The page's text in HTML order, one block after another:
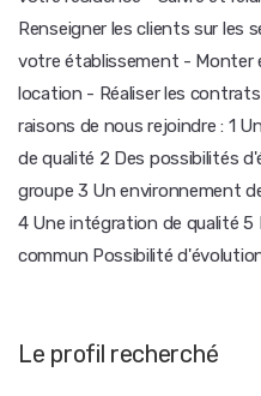
Renseigner les clients sur les
votre établissement - Monter
location - Réaliser les
raisons de nous rejoindre : 1
de qualité 2 Des possibilités
groupe 3 Un environnement
4 Une intégration de qualité
commun Possibilité
Le profil recherché